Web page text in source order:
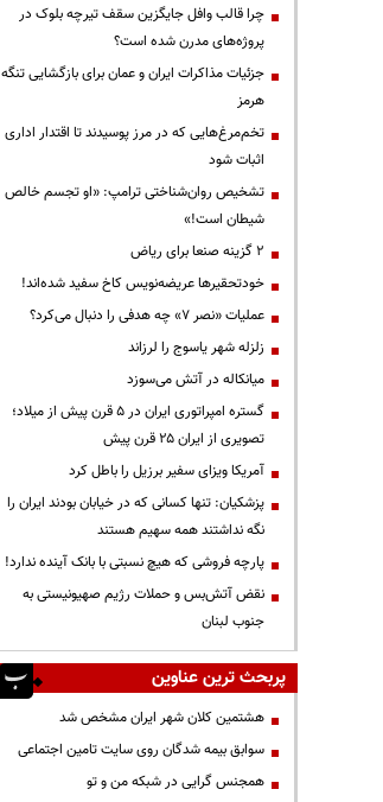
چرا قالب وافل جایگزین سقف تیرچه بلوک در
پروژه‌های مدرن شده است؟
جزئیات مذاکرات ایران و عمان برای بازگشایی تنگه
هرمز
تخم‌مرغ‌هایی که در مرز پوسیدند تا اقتدار اداری
اثبات شود
تشخیص روان‌شناختی ترامپ: «او تجسم خالص
شیطان است!»
۲ گزینه صنعا برای ریاض
خودتحقیرها عریضه‌نویس کاخ سفید شده‌اند!
عملیات «نصر ۷» چه هدفی را دنبال می‌کرد؟
زلزله شهر یاسوج را لرزاند
میانکاله در آتش می‌سوزد
گستره امپراتوری ایران در ۵ قرن پیش از میلاد؛
تصویری از ایران ۲۵ قرن پیش
آمریکا ویزای سفیر برزیل را باطل کرد
پزشکیان: تنها کسانی که در خیابان بودند ایران را
نگه نداشتند همه سهیم هستند
پارچه فروشی که هیچ نسبتی با بانک آینده ندارد!
نقض آتش‌بس و حملات رژیم صهیونیستی به
جنوب لبنان
پربحث ترین عناوین
هشتمین کلان شهر ایران مشخص شد
سوابق بیمه شدگان روی سایت تامین اجتماعی
همجنس گرایی در شبکه من و تو